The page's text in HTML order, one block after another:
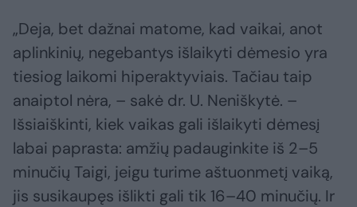
„Deja, bet dažnai matome, kad vaikai, anot
aplinkinių, negebantys išlaikyti dėmesio yra
tiesiog laikomi hiperaktyviais. Tačiau taip
anaiptol nėra, – sakė dr. U. Neniškytė. –
Išsiaiškinti, kiek vaikas gali išlaikyti dėmesį
labai paprasta: amžių padauginkite iš 2–5
minučių Taigi, jeigu turime aštuonmetį vaiką,
jis susikaupęs išlikti gali tik 16–40 minučių. Ir